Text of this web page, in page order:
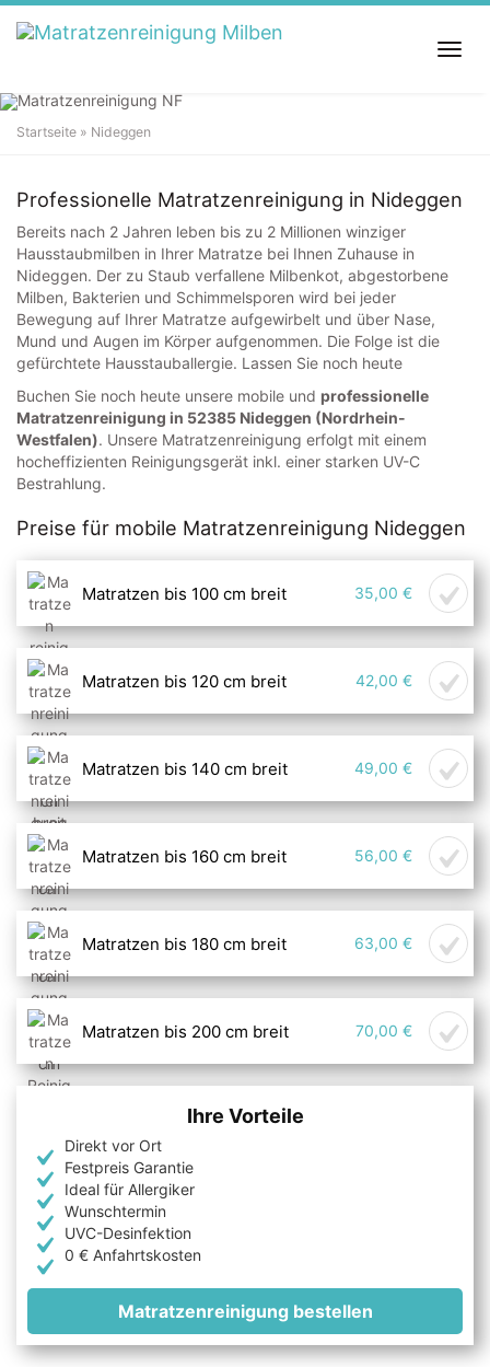
S
t
T
a
Startseite » Nideggen
Professionelle Matratzenreinigung in Nideggen
Bereits nach 2 Jahren leben bis zu 2 Millionen winziger
Hausstaubmilben in Ihrer Matratze bei Ihnen Zuhause in
Nideggen. Der zu Staub verfallene Milbenkot, abgestorbene
Milben, Bakterien und Schimmelsporen wird bei jeder
Bewegung auf Ihrer Matratze aufgewirbelt und über Nase,
Mund und Augen im Körper aufgenommen. Die Folge ist die
gefürchtete Hausstauballergie. Lassen Sie noch heute
Buchen Sie noch heute unsere mobile und professionelle
Matratzenreinigung in 52385 Nideggen (Nordrhein-
Westfalen). Unsere Matratzenreinigung erfolgt mit einem
hocheffizienten Reinigungsgerät inkl. einer starken UV-C
Bestrahlung.
Preise für mobile Matratzenreinigung Nideggen
Matratzen bis 100 cm breit 35,00 €
Matratzen bis 120 cm breit 42,00 €
Matratzen bis 140 cm breit 49,00 €
Matratzen bis 160 cm breit 56,00 €
Matratzen bis 180 cm breit 63,00 €
Matratzen bis 200 cm breit 70,00 €
Ihre Vorteile
Direkt vor Ort
Festpreis Garantie
Ideal für Allergiker
Wunschtermin
UVC-Desinfektion
0 € Anfahrtskosten
Matratzenreinigung bestellen